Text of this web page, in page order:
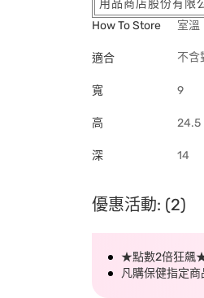
用品商店股份有限
How To Store
室溫
適合 不含
寬 9
高 24.5
深 14
優惠活動: (2)
★點數2倍狂飆
凡購保健指定